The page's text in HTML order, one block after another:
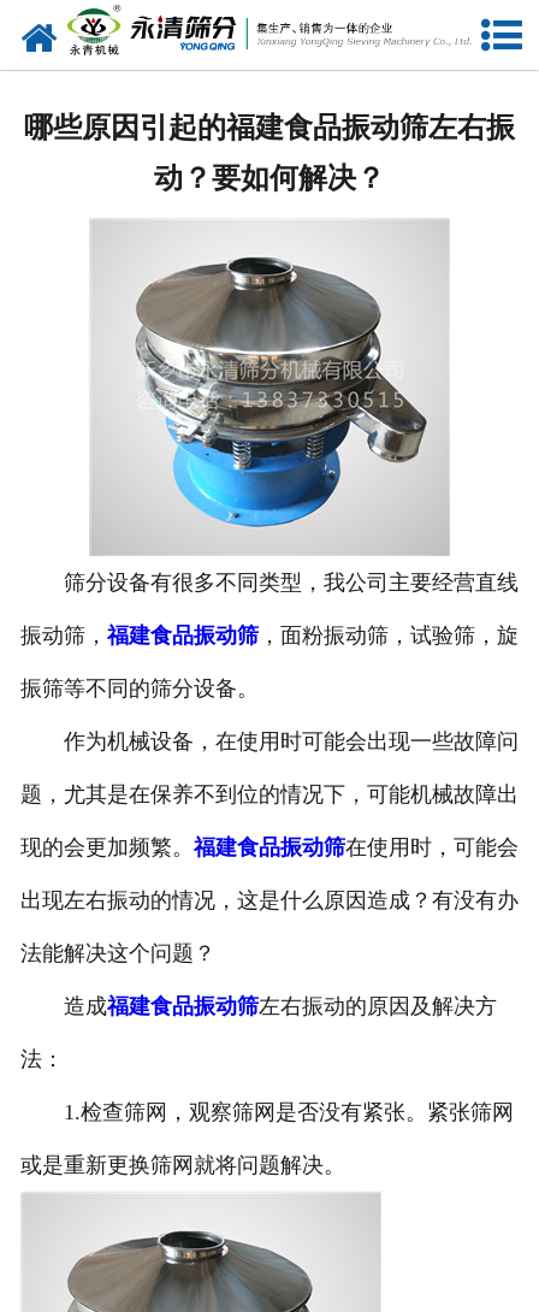
网站首页
产品中心
资质荣誉
服务准则
视频中心
联系我们
哪些原因引起的福建食品振动筛左右振
动？要如何解决？
筛分设备有很多不同类型，我公司主要经营直线
振动筛， 福建食品振动筛，面粉振动筛，试验筛，旋
振筛等不同的筛分设备。
作为机械设备，在使用时可能会出现一些故障问
题，尤其是在保养不到位的情况下，可能机械故障出
现的会更加频繁。 福建食品振动筛在使用时，可能会
出现左右振动的情况，这是什么原因造成？有没有办
法能解决这个问题？
造成福建食品振动筛左右振动的原因及解决方
法：
1.检查筛网，观察筛网是否没有紧张。紧张筛网
或是重新更换筛网就将问题解决。